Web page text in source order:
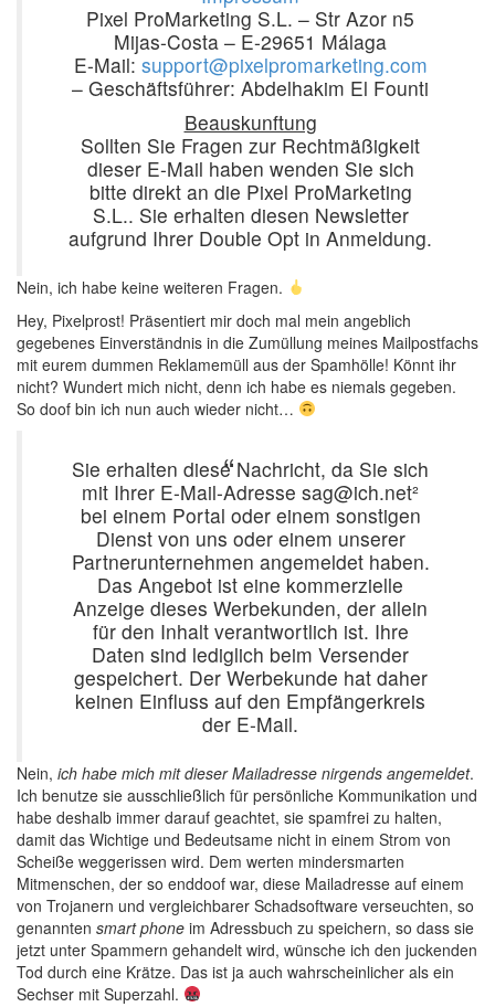
Pixel ProMarketing S.L. – Str Azor n5
Mijas-Costa – E-29651 Málaga
E-Mail: support@pixelpromarketing.com
– Geschäftsführer: Abdelhakim El Founti
Beauskunftung
Sollten Sie Fragen zur Rechtmäßigkeit
dieser E-Mail haben wenden Sie sich
bitte direkt an die Pixel ProMarketing
S.L.. Sie erhalten diesen Newsletter
aufgrund Ihrer Double Opt in Anmeldung.
Nein, ich habe keine weiteren Fragen.
Hey, Pixelprost! Präsentiert mir doch mal mein angeblich
gegebenes Einverständnis in die Zumüllung meines Mailpostfachs
mit eurem dummen Reklamemüll aus der Spamhölle! Könnt ihr
nicht? Wundert mich nicht, denn ich habe es niemals gegeben.
So doof bin ich nun auch wieder nicht…
Sie erhalten diese Nachricht, da Sie sich
mit Ihrer E-Mail-Adresse sag@ich.net²
bei einem Portal oder einem sonstigen
Dienst von uns oder einem unserer
Partnerunternehmen angemeldet haben.
Das Angebot ist eine kommerzielle
Anzeige dieses Werbekunden, der allein
für den Inhalt verantwortlich ist. Ihre
Daten sind lediglich beim Versender
gespeichert. Der Werbekunde hat daher
keinen Einfluss auf den Empfängerkreis
der E-Mail.
Nein, ich habe mich mit dieser Mailadresse nirgends angemeldet.
Ich benutze sie ausschließlich für persönliche Kommunikation und
habe deshalb immer darauf geachtet, sie spamfrei zu halten,
damit das Wichtige und Bedeutsame nicht in einem Strom von
Scheiße weggerissen wird. Dem werten mindersmarten
Mitmenschen, der so enddoof war, diese Mailadresse auf einem
von Trojanern und vergleichbarer Schadsoftware verseuchten, so
genannten smart phone im Adressbuch zu speichern, so dass sie
jetzt unter Spammern gehandelt wird, wünsche ich den juckenden
Tod durch eine Krätze. Das ist ja auch wahrscheinlicher als ein
Sechser mit Superzahl.